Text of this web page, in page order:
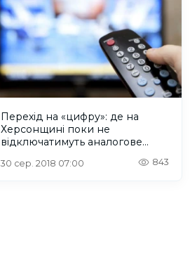
Перехід на «цифру»: де на
Херсонщині поки не
відключатимуть аналогове
30 сер. 2018 07:00 843